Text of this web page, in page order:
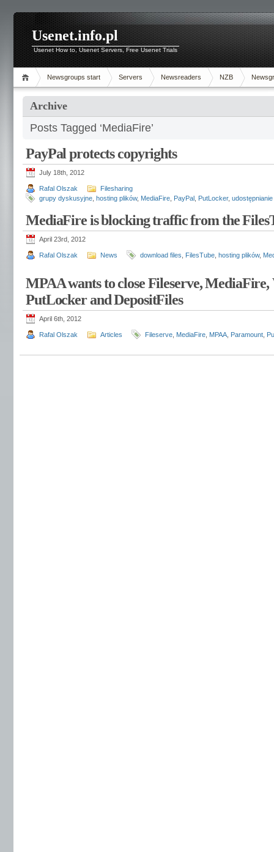
Usenet.info.pl
Usenet How to, Usenet Servers, Free Usenet Trials
Newsgroups start Servers Newsreaders NZB
Archive
Posts Tagged ‘MediaFire’
PayPal protects copyrights
July 18th, 2012
Rafal Olszak
Filesharing
grupy dyskusyjne hosting plików, MediaFire PayPal PutLocker, udostępnianie
MediaFire is blocking traffic from the
April 23rd, 2012
Rafal Olszak News download files FilesTube hosting plików,
MPAA wants to close Fileserve,
PutLocker and DepositFiles
April 6th, 2012
Rafal Olszak Articles Fileserve MediaFire MPAA Paramount